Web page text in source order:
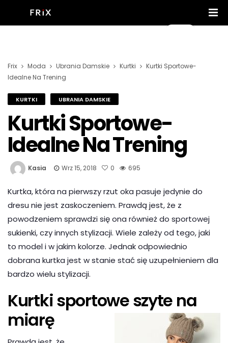
Frix Moda Ubrania Damskie Kurtki
Kurtki Sportowe-
Idealne Na Trening
KURTKI UBRANIA DAMSKIE
Kurtki Sportowe-
Idealne Na Trening
Kasia Wrz 15, 2018 0 695
Kurtka, która na pierwszy rzut oka pasuje jedynie do
dresu nie jest zaskoczeniem. Prawdą jest, że z
powodzeniem sprawdzi się ona również do sportowej
sukienki, czy innych stylizacji. Wiele zależy od tego, jaki
to model i w jakim kolorze. Jednak odpowiednio
dobrana kurtka jest w stanie stać się uzupełnieniem dla
bardzo wielu stylizacji.
Kurtki sportowe szyte na
miarę